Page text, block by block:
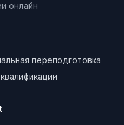
онлайн
переподготовка